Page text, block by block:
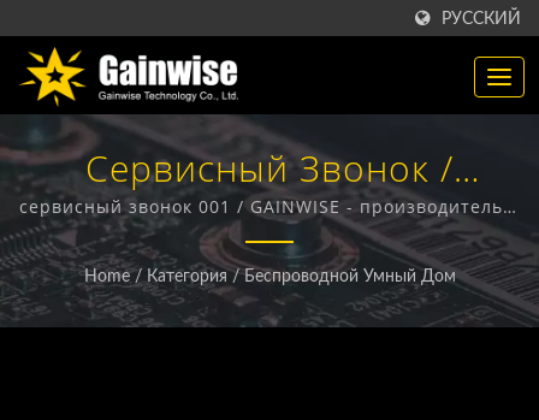
РУССКИЙ
Сервисный Звонок /
Производитель
Беспроводных Продуктов
4G / 5G | Gainwise
сервисный звонок 001 / GAINWISE - производитель и
экспортер, специализирующийся на разработке и
производстве фиксированных беспроводных
терминалов, 4G домофонов, 4G открывателей ворот
и 4G дымовых извещателей.
Home / Категория / Беспроводной Умный Дом